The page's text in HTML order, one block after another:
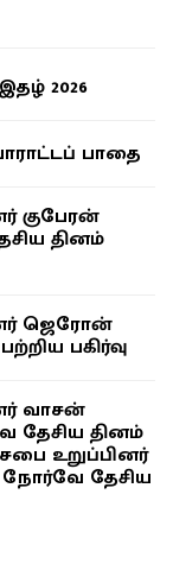
2026
பாதை
குபேரன்
தினம்
ஜெரோன்
பகிர்வு
வாசன்
தேசிய தினம்
உறுப்பினர்
நோர்வே தேசிய